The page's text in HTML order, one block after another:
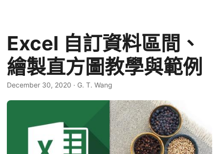
Excel 自訂資料區間、
繪製直方圖教學與範例
December 30, 2020 · G. T. Wang